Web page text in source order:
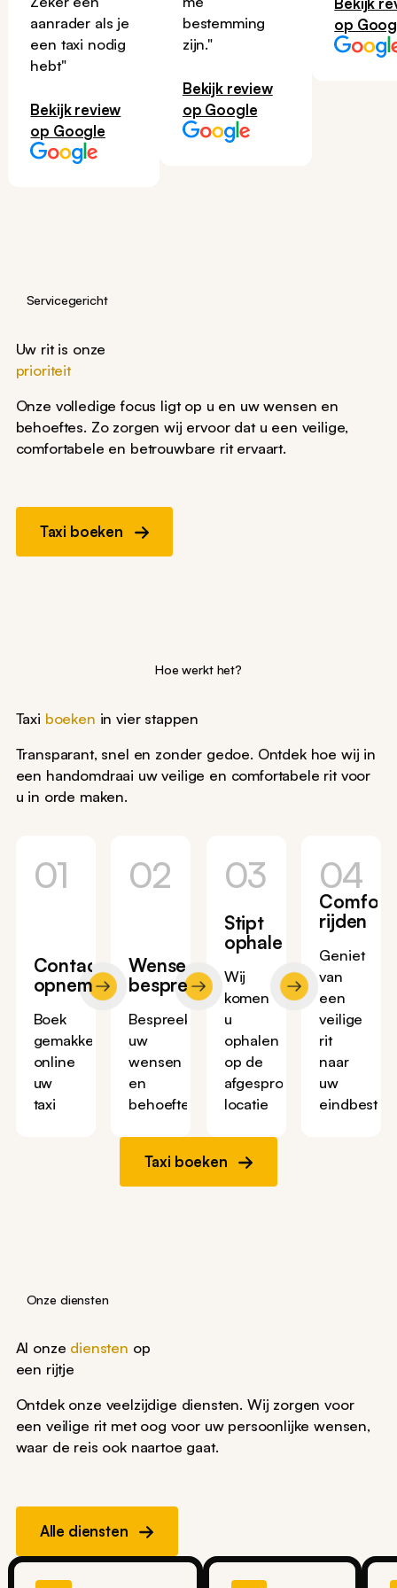
aanrader als je
een taxi nodig
hebt"
Bekijk review
op Google
bestemming
zijn."
Bekijk review
op Google
op
Servicegericht
Uw rit is onze
prioriteit
Onze volledige focus ligt op u en uw wensen en
behoeftes. Zo zorgen wij ervoor dat u een veilige,
comfortabele en betrouwbare rit ervaart.
Taxi boeken
Hoe werkt het?
Taxi boeken in vier stappen
Transparant, snel en zonder gedoe. Ontdek hoe wij in
een handomdraai uw veilige en comfortabele rit voor
u in orde maken.
01
Contact
opnemen
Boek
gemakkelijk
online
uw
taxi
02
Wensen
bespreken
Bespreek
uw
wensen
en
behoeftes
03
Stipt
ophalen
Wij
komen
u
ophalen
op de
afgesproken
locatie
04
rijden
Geniet
van
een
veilige
rit
naar
uw
Taxi boeken
Onze diensten
Al onze diensten op
een rijtje
Ontdek onze veelzijdige diensten. Wij zorgen voor
een veilige rit met oog voor uw persoonlijke wensen,
waar de reis ook naartoe gaat.
Alle diensten